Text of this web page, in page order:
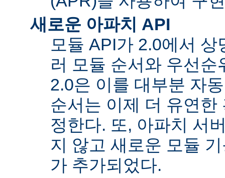
새로운 아파치 API
모듈 API가 2.0에서
러 모듈 순서와 우선
2.0은 이를 대부분 자
순서는 이제 더 유연한
정한다. 또, 아파치 서
지 않고 새로운 모듈
가 추가되었다.